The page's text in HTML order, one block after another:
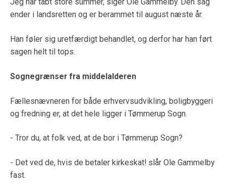
ender i landsretten og er berammet til august næste år.
Han føler sig uretfærdigt behandlet, og derfor har han ført
sagen helt til tops.
Sognegrænser fra middelalderen
Fællesnævneren for både erhvervsudvikling, boligbyggeri
og fredning er, at det hele ligger i Tømmerup Sogn.
- Tror du, at folk ved, at de bor i Tømmerup Sogn?
- Det ved de, hvis de betaler kirkeskat! slår Ole Gammelby
fast.